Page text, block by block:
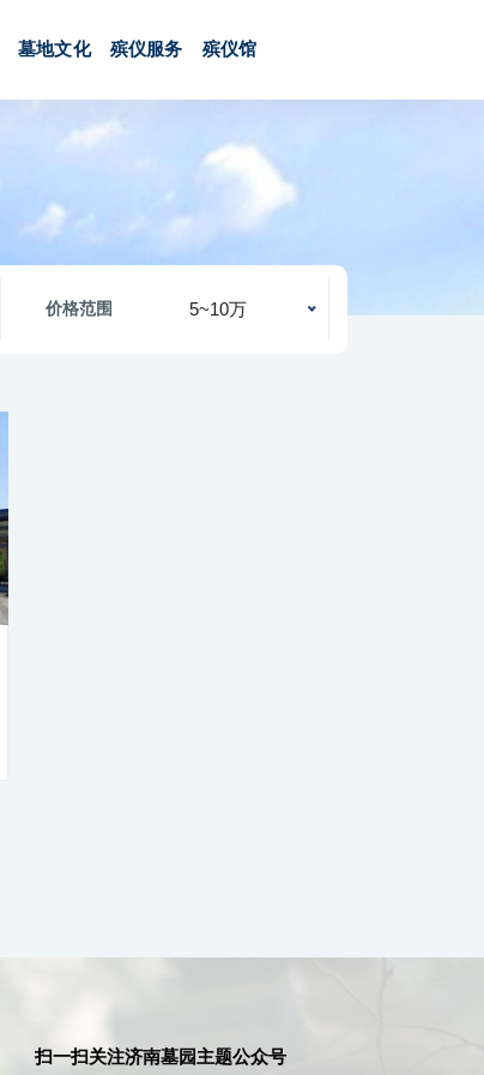
墓地文化 殡仪服务 殡仪馆
价格范围 5~10万
扫一扫关注济南墓园主题公众号